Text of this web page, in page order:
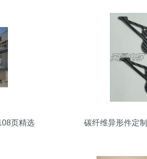
页精选
碳纤维异形件定